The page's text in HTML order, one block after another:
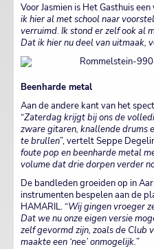
Voor Jasmien is Het Gasthuis
ik hier al met school naar
verruimd. Ik stond er zelf ook al
Dat ik hier nu deel van uitmaak,
Beenharde metal
Aan de andere kant van het
“Zaterdag krijgt bij ons de
zware gitaren, knallende drums
te brullen”, vertelt Seppe
foute pop en beenharde metal
volume dat drie dorpen verder
De bandleden groeiden op in
instrumenten bespelen aan de
HAMARIL. “Wij gingen vroeger
Dat we nu onze eigen versie
zelf gevormd zijn, zoals de Club
maakte een ‘nee’ onmogelijk.”